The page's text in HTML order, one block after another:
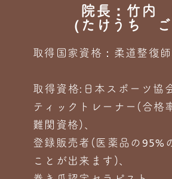
院長：竹内
（たけうち ご
取得国家資格：柔道整復
取得資格:日本スポーツ協
ティックトレーナー(合格
難関資格)、
登録販売者(医薬品の95%
ことが出来ます)、